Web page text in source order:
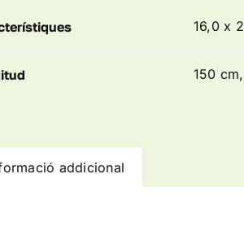
16,0 x
150
addicional